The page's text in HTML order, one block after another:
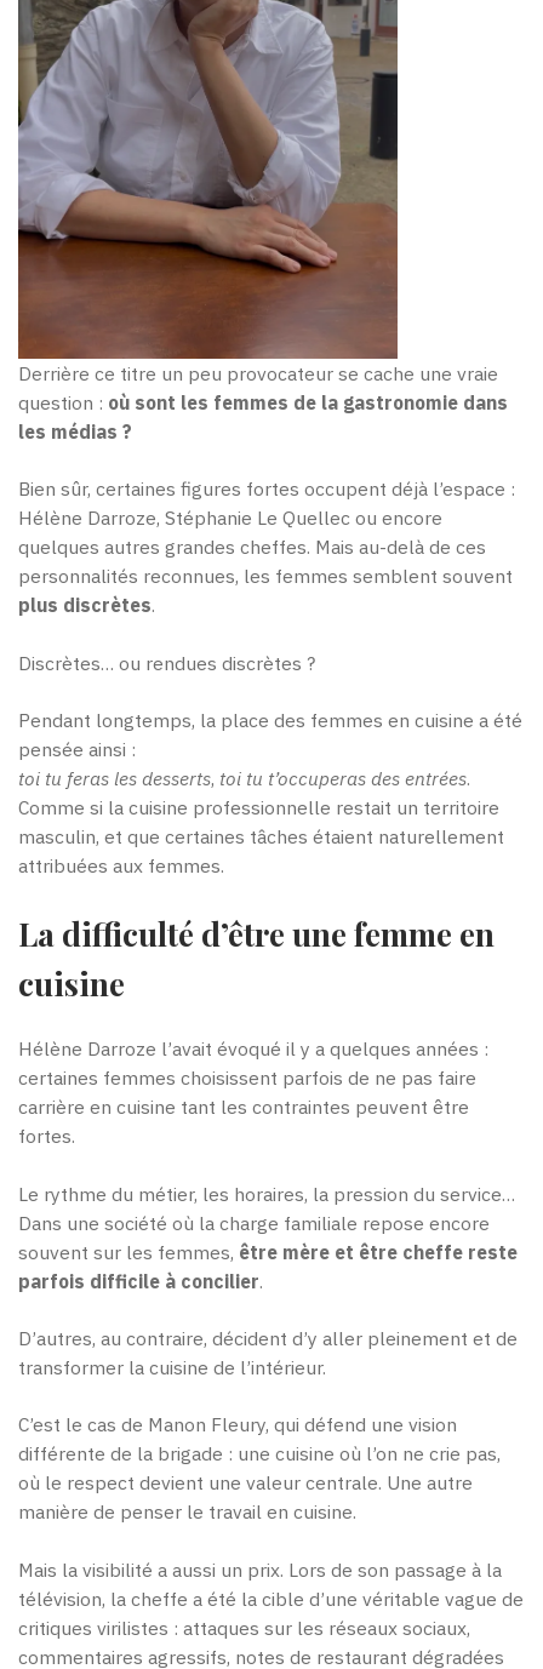
Derrière ce titre un peu provocateur se cache une vraie
question : où sont les femmes de la gastronomie dans
les médias ?
Bien sûr, certaines figures fortes occupent déjà l’espace :
Hélène Darroze, Stéphanie Le Quellec ou encore
quelques autres grandes cheffes. Mais au-delà de ces
personnalités reconnues, les femmes semblent souvent
plus discrètes.
Discrètes… ou rendues discrètes ?
Pendant longtemps, la place des femmes en cuisine a été
pensée ainsi :
toi tu feras les desserts, toi tu t’occuperas des entrées.
Comme si la cuisine professionnelle restait un territoire
masculin, et que certaines tâches étaient naturellement
attribuées aux femmes.
La difficulté d’être une femme en
cuisine
Hélène Darroze l’avait évoqué il y a quelques années :
certaines femmes choisissent parfois de ne pas faire
carrière en cuisine tant les contraintes peuvent être
fortes.
Le rythme du métier, les horaires, la pression du service…
Dans une société où la charge familiale repose encore
souvent sur les femmes, être mère et être cheffe reste
parfois difficile à concilier.
D’autres, au contraire, décident d’y aller pleinement et de
transformer la cuisine de l’intérieur.
C’est le cas de Manon Fleury, qui défend une vision
différente de la brigade : une cuisine où l’on ne crie pas,
où le respect devient une valeur centrale. Une autre
manière de penser le travail en cuisine.
Mais la visibilité a aussi un prix. Lors de son passage à la
télévision, la cheffe a été la cible d’une véritable vague de
critiques virilistes : attaques sur les réseaux sociaux,
commentaires agressifs, notes de restaurant dégradées